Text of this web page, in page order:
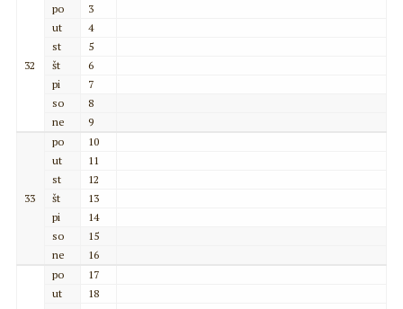
32
po
3
ut
4
st
5
št
6
pi
7
so
8
ne
9
33
po
10
ut
11
st
12
št
13
pi
14
so
15
ne
16
po
17
ut
18